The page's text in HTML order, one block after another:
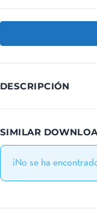
DESCRIPCIÓN
SIMILAR
¡No se ha